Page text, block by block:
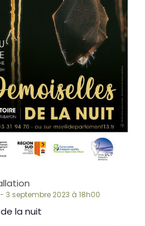
la nuit
- 3 septembre 2023 à 18h00